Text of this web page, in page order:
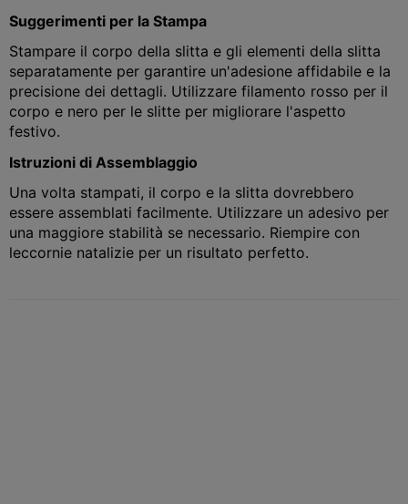
Suggerimenti per la Stampa
Stampare il corpo della slitta e gli elementi della slitta
separatamente per garantire un'adesione affidabile e la
precisione dei dettagli. Utilizzare filamento rosso per il
corpo e nero per le slitte per migliorare l'aspetto
festivo.
Istruzioni di Assemblaggio
Una volta stampati, il corpo e la slitta dovrebbero
essere assemblati facilmente. Utilizzare un adesivo per
una maggiore stabilità se necessario. Riempire con
leccornie natalizie per un risultato perfetto.